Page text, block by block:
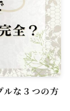
ルな３つの方